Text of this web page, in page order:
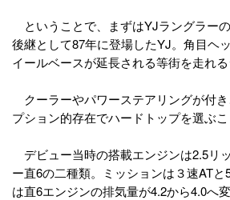
ということで、まずはYJラングラー
後継として87年に登場したYJ。角目ヘ
イールベースが延長される等街を走れる
クーラーやパワーステアリングが付
プション的存在でハードトップを選ぶこ
デビュー当時の搭載エンジンは2.5リ
ー直6の二種類。ミッションは３速AT
は直6エンジンの排気量が4.2から4.0へ変